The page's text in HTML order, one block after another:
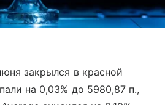
закрылся в красной
на 0,03% до 5980,87 п.,